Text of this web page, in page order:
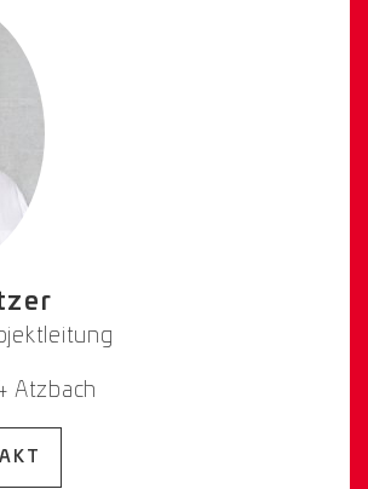
Atzbach